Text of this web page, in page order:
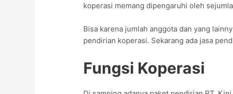
koperasi memang dipengaruhi oleh
Bisa karena jumlah anggota dan yang
pendirian koperasi. Sekarang ada jasa
Fungsi Koperasi